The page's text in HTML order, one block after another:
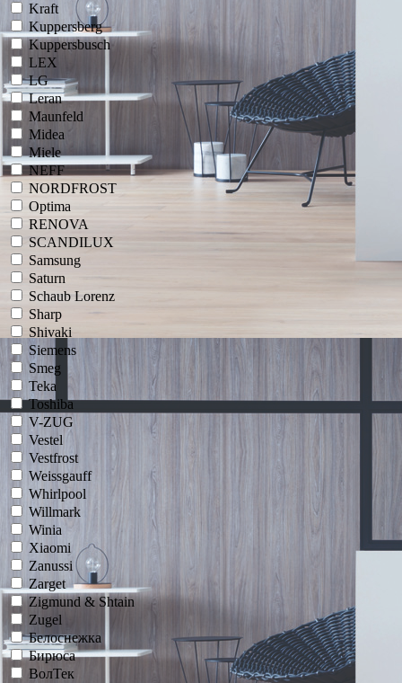
Kraft
Kuppersberg
Kuppersbusch
LEX
LG
Leran
Maunfeld
Midea
Miele
NEFF
NORDFROST
Optima
RENOVA
SCANDILUX
Samsung
Saturn
Schaub Lorenz
Sharp
Shivaki
Siemens
Smeg
Teka
Toshiba
V-ZUG
Vestel
Vestfrost
Weissgauff
Whirlpool
Willmark
Winia
Xiaomi
Zanussi
Zarget
Zigmund & Shtain
Zugel
Белоснежка
Бирюса
ВолТек